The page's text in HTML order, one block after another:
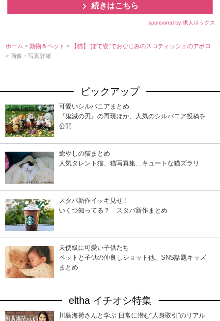
続きはこちら
sponsored by 求人ボックス
ホーム >動物＆ペット>
【猫】“ぽて寝”でおなじみのスコティッシュのアポロ
> 画像・写真詳細
ピックアップ
可愛いシルバニアまとめ
『鬼滅の刃』の再現ほか、人気のシルバニア投稿を
公開
癒やしの猫まとめ
人気タレント猫、猫写真集…キュートな猫ズラリ
スタバ新作イッキ見せ！
いくつ知ってる？ スタバ新作まとめ
天使級に可愛い子供たち
ペットと子供の仲良しショット他、SNS話題キッズ
まとめ
eltha イチオシ特集
川島海荷さんと学ぶ 日常に潜む“人身取引”のリアル